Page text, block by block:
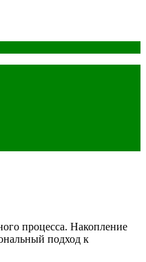
процесса. Накопление
подход к